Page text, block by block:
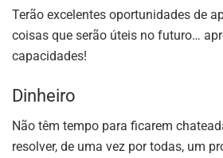
Terão excelentes oportunidades de
coisas que serão úteis no futuro…
capacidades!
Dinheiro
Não têm tempo para ficarem
resolver, de uma vez por todas, um